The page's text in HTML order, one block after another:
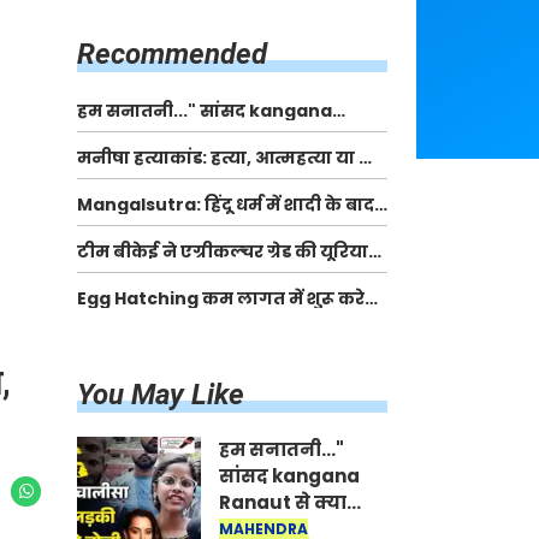
Recommended
हम सनातनी..." सांसद kangana
Ranaut से क्या बोली लड़की? Viral
Jantar-Mantar | CJP protest
मनीषा हत्याकांड: हत्या, आत्महत्या या कोई बड़ा राज?
| Full Story | Josh Haryana
Mangalsutra: हिंदू धर्म में शादी के बाद
मंगलसूत्र क्यों पहनती है महिलाएं, किसने
शुरु की ये परंपरा
टीम बीकेई ने एग्रीकल्चर ग्रेड की यूरिया
खाद गट्टों में बदलकर टेक्निकल ग्रेड में
बेचने वालों पर करवाई कार्रवाई:
Egg Hatching कम लागत में शुरू करे
You May Like
हम सनातनी..."
सांसद kangana
Ranaut से क्या
बोली लड़की? Viral
MAHENDRA